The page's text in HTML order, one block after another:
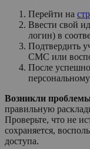
Перейти на
Ввести свой
логин) в
Подтвердить
СМС или
После
Возникли
правильную
Проверьте, что не
сохраняется,
доступа.